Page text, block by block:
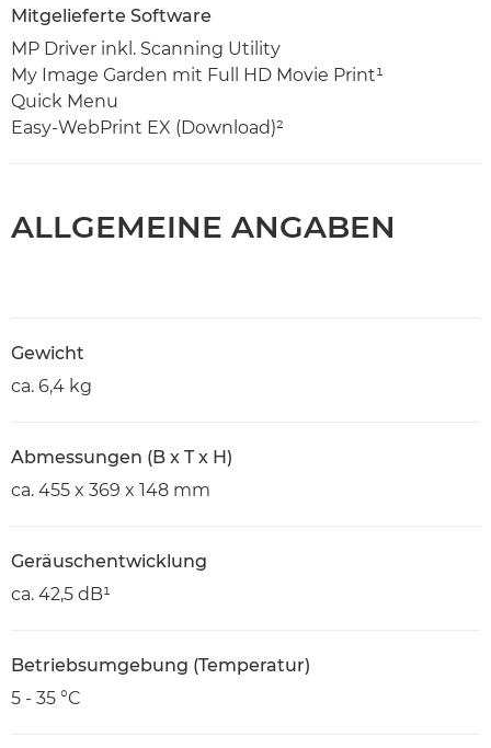
Mitgelieferte Software
MP Driver inkl. Scanning Utility
My Image Garden mit Full HD Movie Print¹
Quick Menu
Easy-WebPrint EX (Download)²
ALLGEMEINE ANGABEN
Gewicht
ca. 6,4 kg
Abmessungen (B x T x H)
ca. 455 x 369 x 148 mm
Geräuschentwicklung
ca. 42,5 dB¹
Betriebsumgebung (Temperatur)
5 - 35 °C